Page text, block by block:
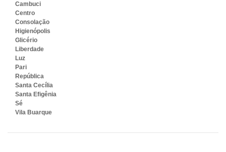
Cambuci
Centro
Consolação
Higienópolis
Glicério
Liberdade
Luz
Pari
República
Santa Cecília
Santa Efigênia
Sé
Vila Buarque